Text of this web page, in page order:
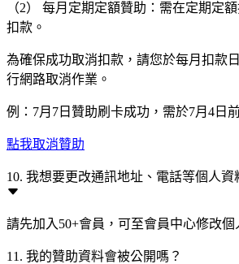
（2） 每月定期定額贊助：需在定期定
扣款。
為確保成功取消扣款，請您於每月扣款
行網路取消作業。
例：7月7日贊助刷卡成功，需於7月4日
點我取消贊助
10. 我想要更改通訊地址、電話等個人資
請先加入50+會員，可至會員中心修改個
11. 我的贊助資料會被公開嗎？